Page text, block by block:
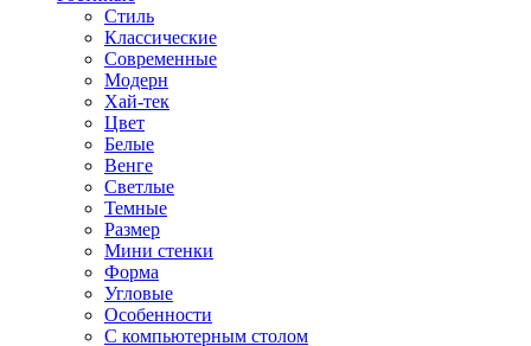
Стиль
Классические
Современные
Модерн
Хай-тек
Цвет
Белые
Венге
Светлые
Темные
Размер
Мини стенки
Форма
Угловые
Особенности
С компьютерным столом